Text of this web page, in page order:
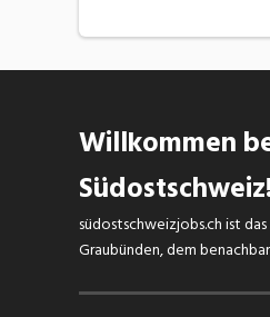
Willkommen
südostschweizjobs.ch ist
Graubünden, dem